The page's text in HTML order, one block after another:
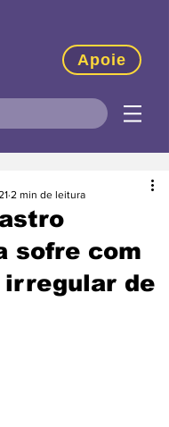
Apoie
sofre com
de
2 min de leitura